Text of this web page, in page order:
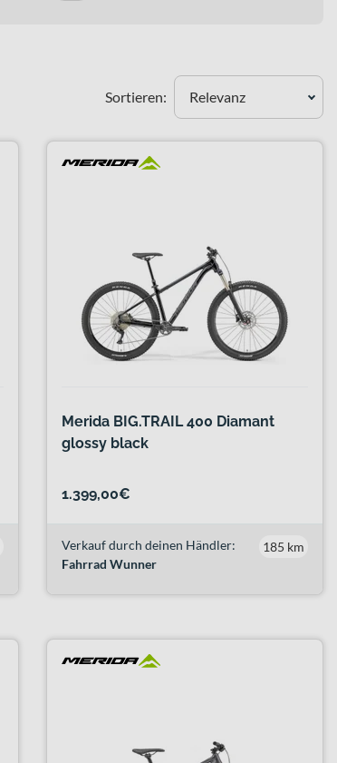
Sortieren: Relevanz
Merida BIG.TRAIL 400 Diamant
glossy black
1.399,00€
Verkauf durch deinen Händler:
Fahrrad Wunner
185 km